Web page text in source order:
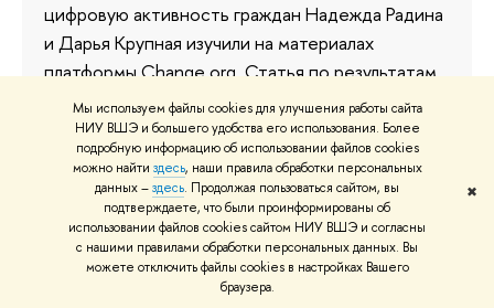
Мы используем файлы cookies для улучшения работы сайта
НИУ ВШЭ и большего удобства его использования. Более
подробную информацию об использовании файлов cookies
можно найти здесь, наши правила обработки персональных
данных –здесь. Продолжая пользоваться сайтом, вы
подтверждаете, что были проинформированы об
использовании файлов cookies сайтом НИУ ВШЭ и согласны
с нашими правилами обработки персональных данных. Вы
можете отключить файлы cookies в настройках Вашего
браузера.
✖
цифровую активность граждан Надежда Радина
и Дарья Крупная изучили на материалах
платформы Change.org. Статья по результатам
работы появится в одном из ближайших
номеров журнала «ПОЛИС. Политические
исследования».
14 мая 2019